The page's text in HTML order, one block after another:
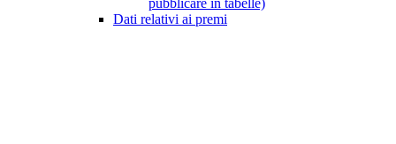
pubblicare in tabelle)
Dati relativi ai premi